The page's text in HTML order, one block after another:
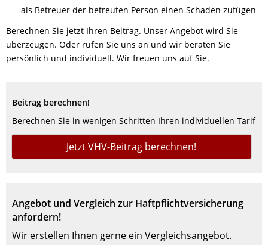
als Betreuer der betreuten Person einen Schaden zufügen
Berechnen Sie jetzt Ihren Beitrag. Unser Angebot wird Sie
überzeugen. Oder rufen Sie uns an und wir beraten Sie
persönlich und individuell. Wir freuen uns auf Sie.
Beitrag berechnen!
Berechnen Sie in wenigen Schritten Ihren individuellen Tarif
Jetzt VHV-Beitrag berechnen!
Angebot und Vergleich zur Haftpflichtversicherung
anfordern!
Wir erstellen Ihnen gerne ein Vergleichsangebot.